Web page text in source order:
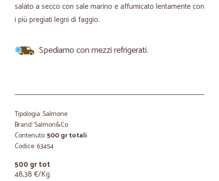
salato a secco con sale marino e affumicato lentamente con
i più pregiati legni di faggio.
Spediamo con mezzi refrigerati.
Tipologia: Salmone
Brand: Salmon&Co
Contenuto:500 gr totali
Codice: 63454
500 gr tot
48,38 €/Kg